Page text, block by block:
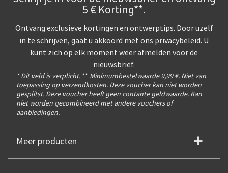
5 € Korting**.
Ontvang exclusieve kortingen en ontwerptips. Door uzelf
in te schrijven, gaat u akkoord met ons privacybeleid. U
kunt zich op elk moment weer afmelden voor de
nieuwsbrief.
* Dit veld is verplicht. ** Minimumbestelwaarde 9,99 €. Niet van
toepassing op verzendkosten. Deze voucher kan niet worden
gesplitst. Deze voucher heeft geen contante geldwaarde. Kan
niet worden gecombineerd met andere vouchers of
aanbiedingen.
Meer producten